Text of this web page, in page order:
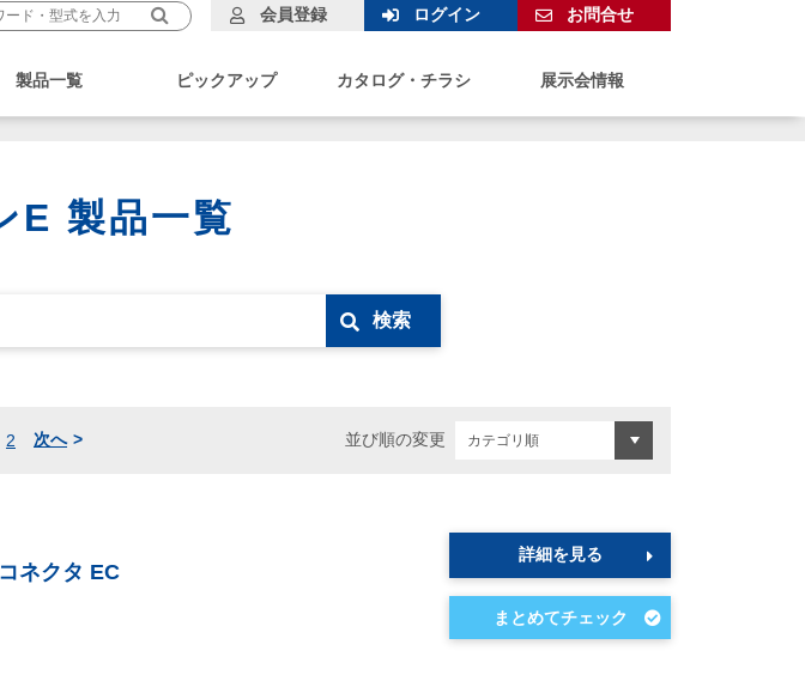
製品一覧 ピックアップ カタログ・チラシ 展示会情報
会員登録 ログイン お問合せ
E 製品一覧
検索
2 次へ 並び順の変更
ネクタ EC
詳細を見る